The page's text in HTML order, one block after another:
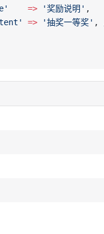
    =>
'奖励说明' ,
=> '抽奖一等奖' ,